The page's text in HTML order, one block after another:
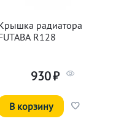
радиатора
R128
930₽
В корзину